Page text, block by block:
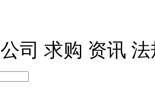
公司 求购 资讯 法